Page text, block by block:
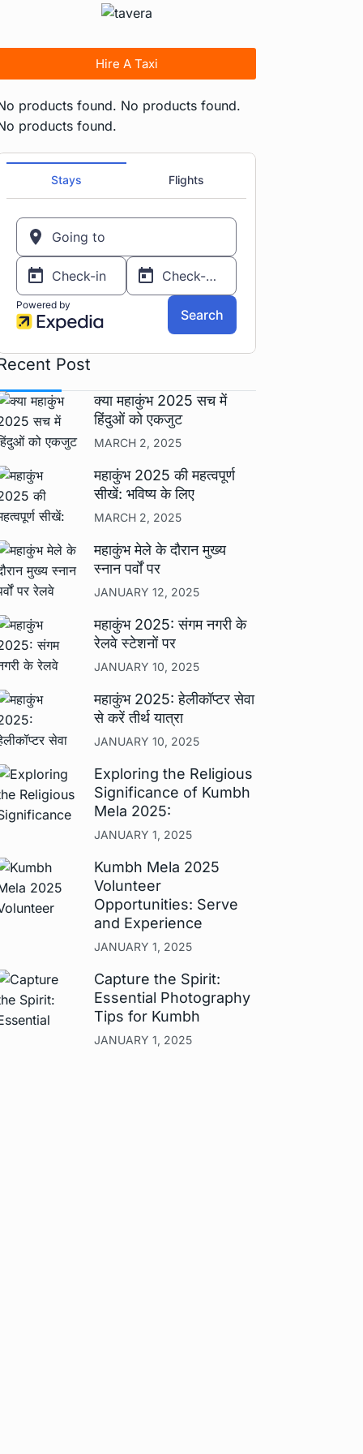
Hire A Taxi
products found. No products found.
products found.
Post
क्या महाकुंभ 2025 सच में
हिंदुओं को एकजुट
MARCH 2, 2025
महाकुंभ 2025 की महत्वपूर्ण
सीखें: भविष्य के लिए
MARCH 2, 2025
महाकुंभ मेले के दौरान मुख्य
स्नान पर्वों पर
JANUARY 12, 2025
महाकुंभ 2025: संगम नगरी के
रेलवे स्टेशनों पर
JANUARY 10, 2025
महाकुंभ 2025: हेलीकॉप्टर सेवा
से करें तीर्थ यात्रा
JANUARY 10, 2025
Exploring the Religious
Significance of Kumbh
Mela 2025:
JANUARY 1, 2025
Kumbh Mela 2025
Volunteer
Opportunities: Serve
and Experience
JANUARY 1, 2025
Capture the Spirit:
Essential Photography
Tips for Kumbh
JANUARY 1, 2025